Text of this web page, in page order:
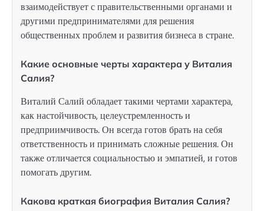
взаимодействует с правительственными органами и
другими предпринимателями для решения
общественных проблем и развития бизнеса в стране.
Какие основные черты характера у Виталия
Салия?
Виталий Салий обладает такими чертами характера,
как настойчивость, целеустремленность и
предприимчивость. Он всегда готов брать на себя
ответственность и принимать сложные решения. Он
также отличается социальностью и эмпатией, и готов
помогать другим.
Какова краткая биография Виталия Салия?